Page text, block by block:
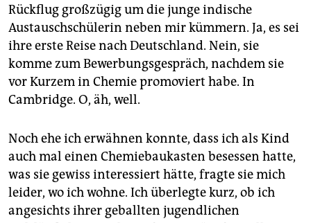
Rückflug großzügig um die junge indische
Austauschschülerin neben mir kümmern. Ja, es sei
ihre erste Reise nach Deutschland. Nein, sie
komme zum Bewerbungsgespräch, nachdem sie
vor Kurzem in Chemie promoviert habe. In
Cambridge. O, äh, well.
Noch ehe ich erwähnen konnte, dass ich als Kind
auch mal einen Chemiebaukasten besessen hatte,
was sie gewiss interessiert hätte, fragte sie mich
leider, wo ich wohne. Ich überlegte kurz, ob ich
angesichts ihrer geballten jugendlichen